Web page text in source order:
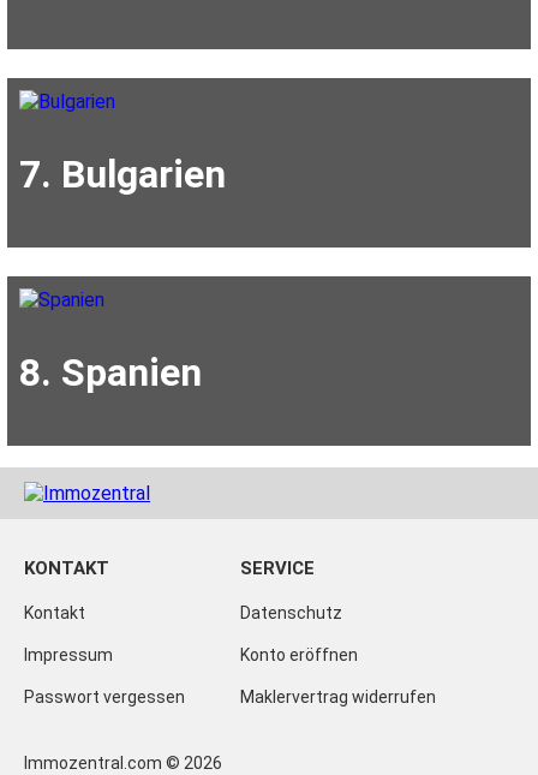
7. Bulgarien
8. Spanien
KONTAKT
Kontakt
Impressum
Passwort vergessen
SERVICE
Datenschutz
Konto eröffnen
Maklervertrag widerrufen
Immozentral.com © 2026